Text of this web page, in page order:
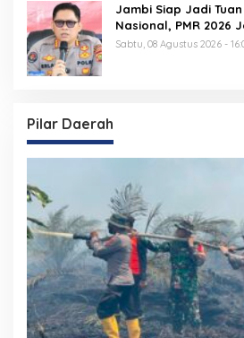
Jambi Siap Jadi
Nasional, PMR 2026
Pembuktian
Sabtu, 08 Agustus 2026 -
Pilar Daerah